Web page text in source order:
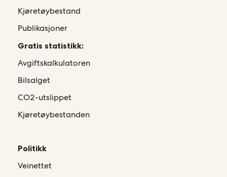
Kjøretøybestand
Publikasjoner
Gratis statistikk:
Avgiftskalkulatoren
Bilsalget
CO2-utslippet
Kjøretøybestanden
Politikk
Veinettet